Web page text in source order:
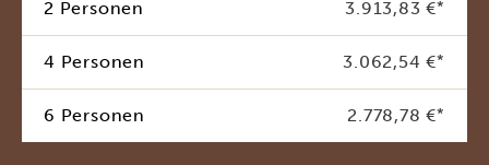
2 Personen 3.913,83 €*
4 Personen 3.062,54 €*
6 Personen 2.778,78 €*